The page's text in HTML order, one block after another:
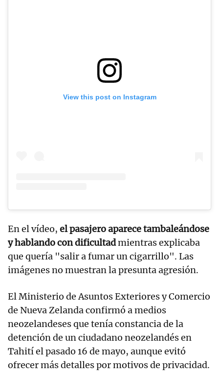
View this post on Instagram
En el vídeo, el pasajero aparece tambaleándose
y hablando con dificultadmientras explicaba
que quería "salir a fumar un cigarrillo". Las
imágenes no muestran la presunta agresión.
El Ministerio de Asuntos Exteriores y Comercio
de Nueva Zelanda confirmó a medios
neozelandeses que tenía constancia de la
detención de un ciudadano neozelandés en
Tahití el pasado 16 de mayo, aunque evitó
ofrecer más detalles por motivos de privacidad.